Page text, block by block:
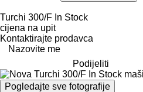
Turchi 300/F In Stock
cijena na upit
Kontaktirajte prodavca
Nazovite me
Podijeliti
Pogledajte sve fotografije